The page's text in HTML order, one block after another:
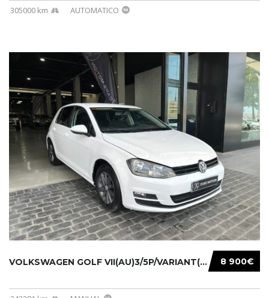
305000 km AUTOMATICO
8 900€
VOLKSWAGEN GOLF VII(AU)3/5P/VARIANT(12-16 20...